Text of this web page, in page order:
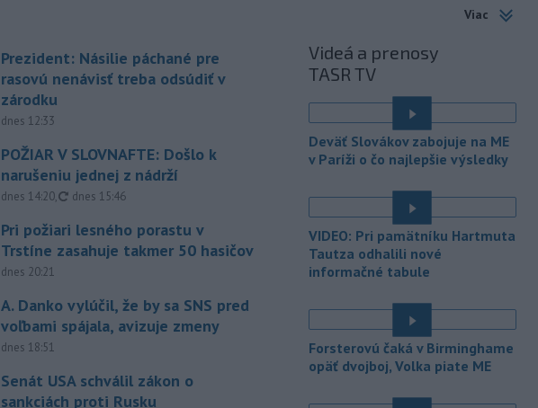
Prezident: Násilie páchané pre
rasovú nenávisť treba odsúdiť v
zárodku
dnes 12:33
POŽIAR V SLOVNAFTE: Došlo k
narušeniu jednej z nádrží
dnes 14:20, aktualizované
dnes 15:46
Pri požiari lesného porastu v
Trstíne zasahuje takmer 50 hasičov
dnes 20:21
A. Danko vylúčil, že by sa SNS pred
voľbami spájala, avizuje zmeny
dnes 18:51
Senát USA schválil zákon o
sankciách proti Rusku
bratislavskej rafinérii Slovnaft je
pod kontrolou.
TASR to potvrdil hovorca rafinérie
Anton Molnár.
15:17 - Ministerstvo kultúry (MK) SR
podrobnostiach poskytovania dotácií v
pôsobnosti rezortu.
14:17 - V bratislavskej rafinérii
Slovnaft horí uskladnený ropný
rafinéria s tým, že obyvateľom nehrozí
nebezpečenstvo.
13:50
Jedným zo zdravotných rizík
na festivale môže byť vyššia
hluku. Je preto dobré držať sa
Viac
Videá a prenosy
TASR TV
Deväť Slovákov zabojuje na ME
v Paríži o čo najlepšie výsledky
VIDEO: Pri pamätníku Hartmuta
Tautza odhalili nové
informačné tabule
Forsterovú čaká v Birminghame
opäť dvojboj, Volka piate ME